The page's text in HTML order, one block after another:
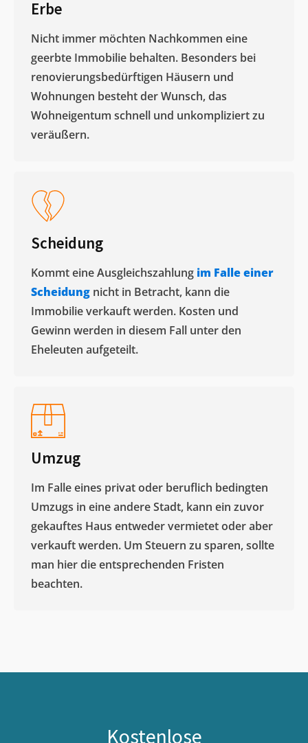
Erbe
Nicht immer möchten Nachkommen eine
geerbte Immobilie behalten. Besonders bei
renovierungsbedürftigen Häusern und
Wohnungen besteht der Wunsch, das
Wohneigentum schnell und unkompliziert zu
veräußern. ​
Scheidung
Kommt eine Ausgleichszahlung im Falle einer
Scheidung nicht in Betracht, kann die
Immobilie verkauft werden. Kosten und
Gewinn werden in diesem Fall unter den
Eheleuten aufgeteilt.​
Umzug
Im Falle eines privat oder beruflich bedingten
Umzugs in eine andere Stadt, kann ein zuvor
gekauftes Haus entweder vermietet oder aber
verkauft werden. Um Steuern zu sparen, sollte
man hier die entsprechenden Fristen
beachten.
Kostenlose